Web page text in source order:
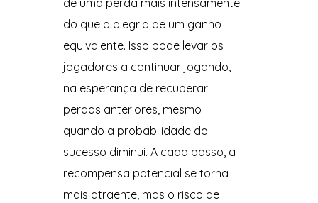
de uma perda mais intensamente
do que a alegria de um ganho
equivalente. Isso pode levar os
jogadores a continuar jogando,
na esperança de recuperar
perdas anteriores, mesmo
quando a probabilidade de
sucesso diminui. A cada passo, a
recompensa potencial se torna
mais atraente, mas o risco de